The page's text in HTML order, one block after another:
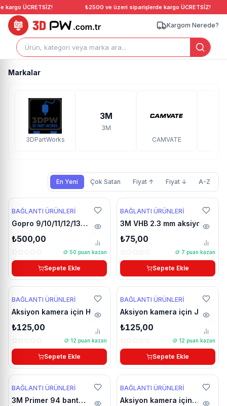
ÜCRETSİZ! ₺2500 ve üzeri siparişlerde kargo ÜCRETSİZ!
Kargom Nerede?
Markalar
3DPartWorks
3M
3M
CAMVATE
En Yeni Çok Satan Fiyat ↑ Fiyat ↓ A-Z
BAĞLANTI ÜRÜNLERI
Gopro 9/10/11/12/13
UZUN MODEL Dikey çekim
₺500,00
🪙 50 puan kazan
Sepete Ekle
BAĞLANTI ÜRÜNLERI
3M VHB 2.3 mm aksiyon
₺75,00
🪙 7 puan kazan
Sepete Ekle
BAĞLANTI ÜRÜNLERI
Aksiyon kamera için Hızlı
₺125,00
🪙 12 puan kazan
Sepete Ekle
BAĞLANTI ÜRÜNLERI
Aksiyon kamera için J
vida seti
₺125,00
🪙 12 puan kazan
Sepete Ekle
YENİ
BAĞLANTI ÜRÜNLERI
3M Primer 94 bant
🔥 Çok Satan
BAĞLANTI ÜRÜNLERI
Aksiyon kamera için